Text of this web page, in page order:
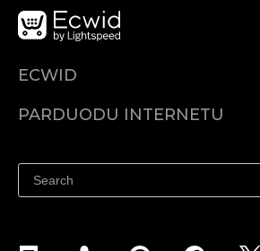
ECWID
Kainodara
PARDUODU INTERNETU
Parduodu Facebook
Parduodu Instagram